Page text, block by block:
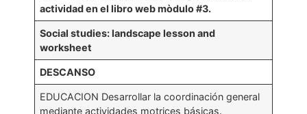
actividad en el libro web mòdulo #3.
Social studies: landscape lesson and
worksheet
DESCANSO
EDUCACION Desarrollar la coordinación general
mediante actividades motrices básicas.